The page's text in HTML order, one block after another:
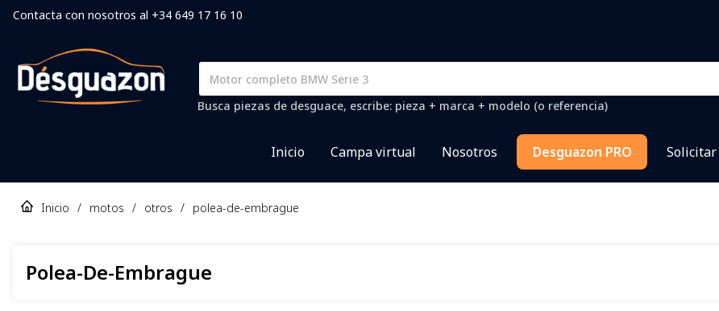
Contacta con nosotros al +34 649 17 16 10
Busca piezas de desguace, escribe: pieza + marca + modelo (o referencia)
Inicio Campa virtual Nosotros Desguazon PRO
Inicio / motos / otros / polea-de-embrague
Polea-De-Embrague